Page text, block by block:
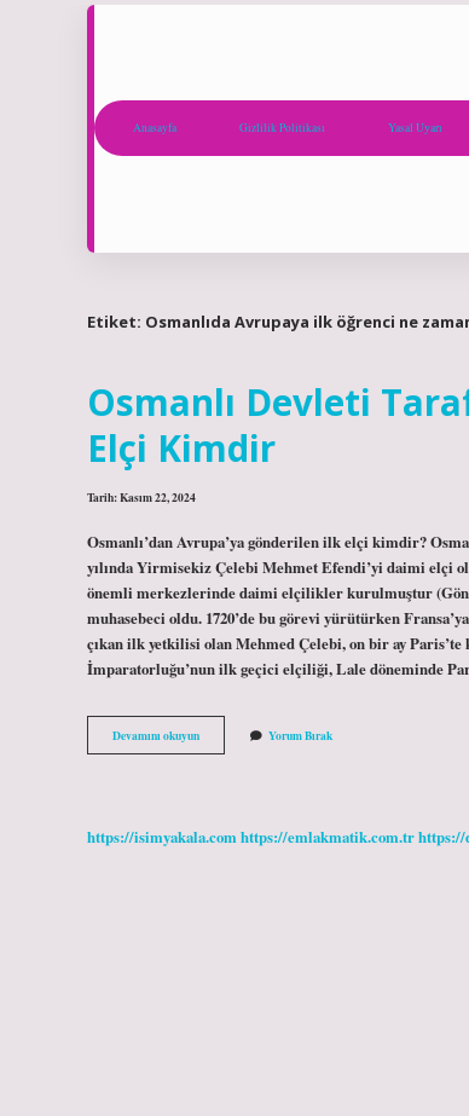
Anasayfa Gizlilik Politikası Yasal Uyarı
Etiket: Osmanlıda Avrupaya ilk öğrenci ne
Osmanlı Devleti
Elçi Kimdir
Tarih: Kasım 22, 2024
Osmanlı’dan Avrupa’ya gönderilen ilk elçi kimdir?
yılında Yirmisekiz Çelebi Mehmet Efendi’yi daimi elçi
önemli merkezlerinde daimi elçilikler kurulmuştur
muhasebeci oldu. 1720’de bu görevi yürütürken
çıkan ilk yetkilisi olan Mehmed Çelebi, on bir ay
İmparatorluğu’nun ilk geçici elçiliği, Lale döneminde
Devamını okuyunOsmanlı
Devleti
Elçi
Yorum Bırak
https://isimyakala.comhttps://emlakmatik.com.trhttps://